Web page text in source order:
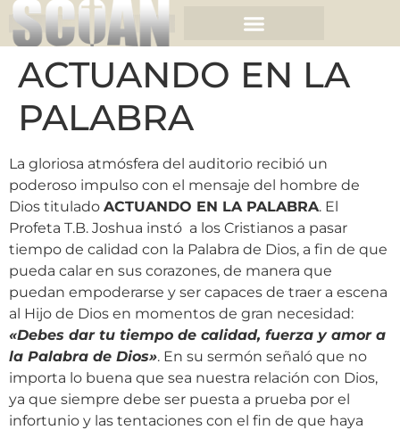
ACTUANDO EN LA
PALABRA
La gloriosa atmósfera del auditorio recibió un
poderoso impulso con el mensaje del hombre de
Dios titulado ACTUANDO EN LA PALABRA. El
Profeta T.B. Joshua instó a los Cristianos a pasar
tiempo de calidad con la Palabra de Dios, a fin de que
pueda calar en sus corazones, de manera que
puedan empoderarse y ser capaces de traer a escena
al Hijo de Dios en momentos de gran necesidad:
«Debes dar tu tiempo de calidad, fuerza y amor a
la Palabra de Dios». En su sermón señaló que no
importa lo buena que sea nuestra relación con Dios,
ya que siempre debe ser puesta a prueba por el
infortunio y las tentaciones con el fin de que haya